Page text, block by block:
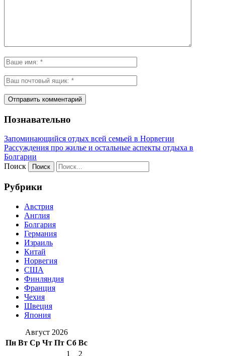
Познавательно
Запоминающийся отдых всей семьей в Норвегии
Рассуждения про жилье и остальные аспекты отдыха в
Болгарии
Поиск
Рубрики
Австрия
Англия
Болгария
Германия
Израиль
Китай
Норвегия
США
Финляндия
Франция
Чехия
Швеция
Япония
Август 2026
Пн Вт Ср Чт Пт Сб Вс
1
2